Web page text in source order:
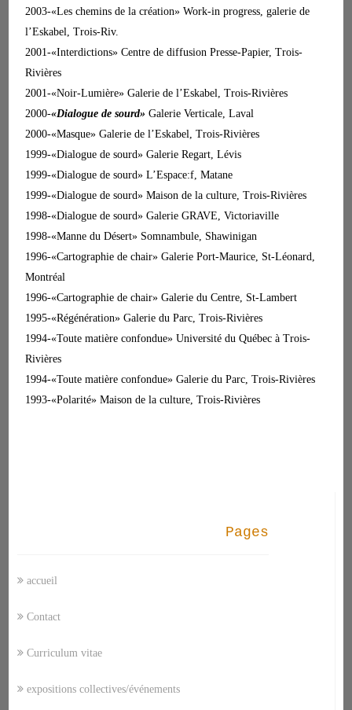
2003-«Les chemins de la création» Work-in progress, galerie de
l’Eskabel, Trois-Riv.
2001-«Interdictions» Centre de diffusion Presse-Papier, Trois-
Rivières
2001-«Noir-Lumière» Galerie de l’Eskabel, Trois-Rivières
2000-«Dialogue de sourd» Galerie Verticale, Laval
2000-«Masque» Galerie de l’Eskabel, Trois-Rivières
1999-«Dialogue de sourd» Galerie Regart, Lévis
1999-«Dialogue de sourd» L’Espace:f, Matane
1999-«Dialogue de sourd» Maison de la culture, Trois-Rivières
1998-«Dialogue de sourd» Galerie GRAVE, Victoriaville
1998-«Manne du Désert» Somnambule, Shawinigan
1996-«Cartographie de chair» Galerie Port-Maurice, St-Léonard,
Montréal
1996-«Cartographie de chair» Galerie du Centre, St-Lambert
1995-«Régénération» Galerie du Parc, Trois-Rivières
1994-«Toute matière confondue» Université du Québec à Trois-
Rivières
1994-«Toute matière confondue» Galerie du Parc, Trois-Rivières
1993-«Polarité» Maison de la culture, Trois-Rivières
Pages
accueil
Contact
Curriculum vitae
expositions collectives/événements